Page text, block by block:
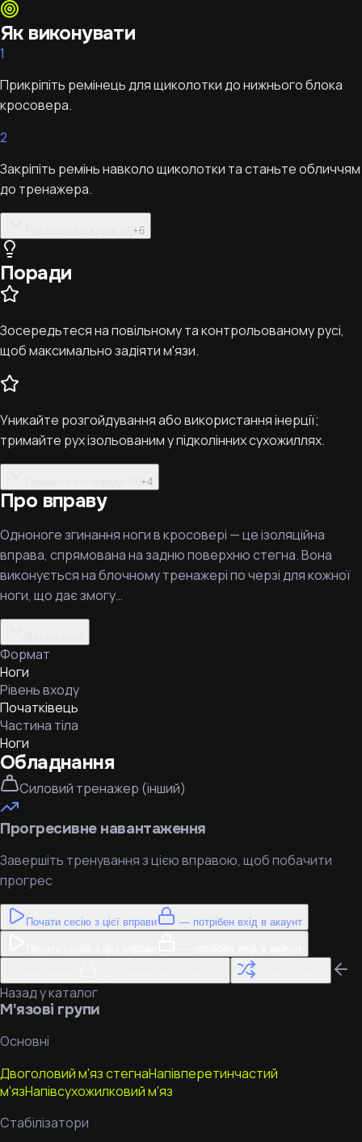
Як виконувати
1
Прикріпіть ремінець для щиколотки до нижнього блока
кросовера.
2
Закріпіть ремінь навколо щиколотки та станьте обличчям
до тренажера.
+6
Поради
Зосередьтеся на повільному та контрольованому русі,
щоб максимально задіяти м'язи.
Уникайте розгойдування або використання інерції;
тримайте рух ізольованим у підколінних сухожиллях.
+4
Про вправу
Одноноге згинання ноги в кросовері — це ізоляційна
вправа, спрямована на задню поверхню стегна. Вона
виконується на блочному тренажері по черзі для кожної
ноги, що дає змогу…
Формат
Ноги
Рівень входу
Початківець
Частина тіла
Ноги
Обладнання
Силовий тренажер (інший)
Прогресивне навантаження
Завершіть тренування з цією вправою, щоб побачити
прогрес
Почати сесію з цієї вправи — потрібен вхід в акаунт
Назад у каталог
М'язові групи
Основні
Двоголовий м'яз стегнаНапівперетинчастий
м'язНапівсухожилковий м'яз
Стабілізатори